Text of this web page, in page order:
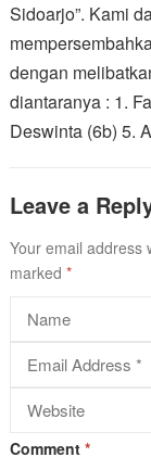
Sidoarjo”. Kami
dengan
diantaranya : 1.
Deswinta (6b) 5.
Leave a
Your email address
marked *
Comment *